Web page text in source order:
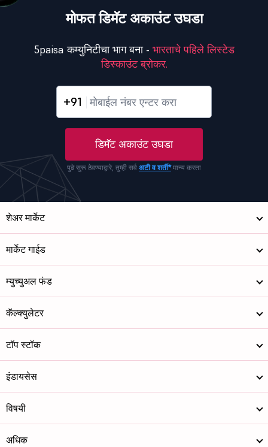
मोफत डिमॅट अकाउंट उघडा
5paisa कम्युनिटीचा भाग बना - भारताचे पहिले लिस्टेड
डिस्काउंट ब्रोकर.
+91
डिमॅट अकाउंट उघडा
पुढे सुरू ठेवण्याद्वारे, तुम्ही सर्व अटी व शर्ती*मान्य करता
शेअर मार्केट
मार्केट गाईड
म्युच्युअल फंड
कॅल्क्युलेटर
टॉप स्टॉक
इंडायसेस
विषयी
अधिक